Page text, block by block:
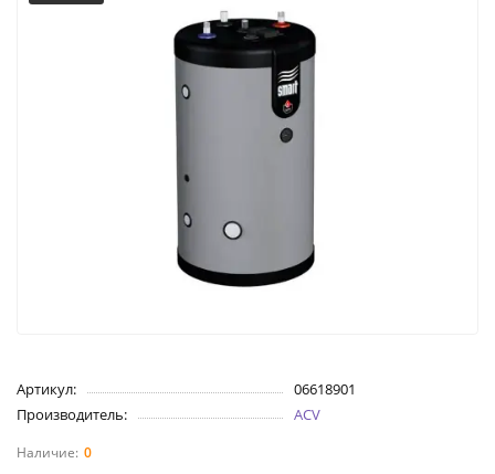
Артикул:
06618901
Производитель:
ACV
0